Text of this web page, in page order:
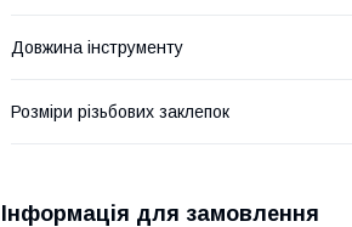
Довжина інструменту
Розміри різьбових заклепок
Інформація для замовлення